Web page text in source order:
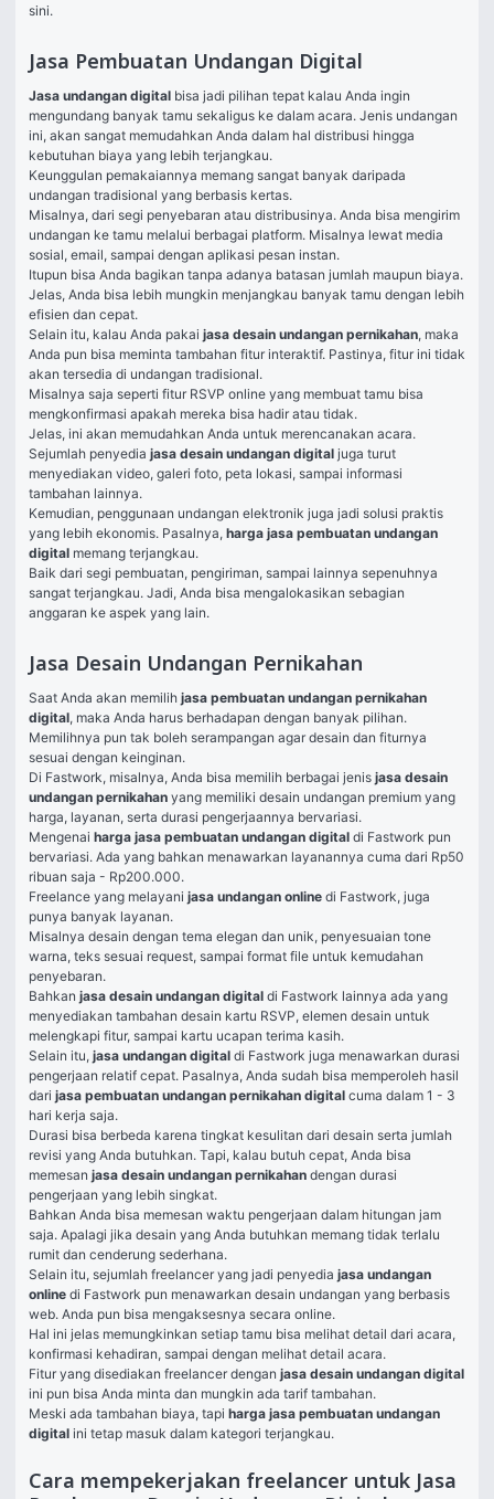
sini.
Jasa Pembuatan Undangan Digital
Jasa undangan digital bisa jadi pilihan tepat kalau Anda ingin
mengundang banyak tamu sekaligus ke dalam acara. Jenis undangan
ini, akan sangat memudahkan Anda dalam hal distribusi hingga
kebutuhan biaya yang lebih terjangkau.
Keunggulan pemakaiannya memang sangat banyak daripada
undangan tradisional yang berbasis kertas.
Misalnya, dari segi penyebaran atau distribusinya. Anda bisa mengirim
undangan ke tamu melalui berbagai platform. Misalnya lewat media
sosial, email, sampai dengan aplikasi pesan instan.
Itupun bisa Anda bagikan tanpa adanya batasan jumlah maupun biaya.
Jelas, Anda bisa lebih mungkin menjangkau banyak tamu dengan lebih
efisien dan cepat.
Selain itu, kalau Anda pakai jasa desain undangan pernikahan, maka
Anda pun bisa meminta tambahan fitur interaktif. Pastinya, fitur ini tidak
akan tersedia di undangan tradisional.
Misalnya saja seperti fitur RSVP online yang membuat tamu bisa
mengkonfirmasi apakah mereka bisa hadir atau tidak.
Jelas, ini akan memudahkan Anda untuk merencanakan acara.
Sejumlah penyedia jasa desain undangan digital juga turut
menyediakan video, galeri foto, peta lokasi, sampai informasi
tambahan lainnya.
Kemudian, penggunaan undangan elektronik juga jadi solusi praktis
yang lebih ekonomis. Pasalnya, harga jasa pembuatan undangan
digital memang terjangkau.
Baik dari segi pembuatan, pengiriman, sampai lainnya sepenuhnya
sangat terjangkau. Jadi, Anda bisa mengalokasikan sebagian
anggaran ke aspek yang lain.
Jasa Desain Undangan Pernikahan
Saat Anda akan memilih jasa pembuatan undangan pernikahan
digital, maka Anda harus berhadapan dengan banyak pilihan.
Memilihnya pun tak boleh serampangan agar desain dan fiturnya
sesuai dengan keinginan.
Di Fastwork, misalnya, Anda bisa memilih berbagai jenis jasa desain
undangan pernikahan yang memiliki desain undangan premium yang
harga, layanan, serta durasi pengerjaannya bervariasi.
Mengenai harga jasa pembuatan undangan digital di Fastwork pun
bervariasi. Ada yang bahkan menawarkan layanannya cuma dari Rp50
ribuan saja - Rp200.000.
Freelance yang melayani jasa undangan online di Fastwork, juga
punya banyak layanan.
Misalnya desain dengan tema elegan dan unik, penyesuaian tone
warna, teks sesuai request, sampai format file untuk kemudahan
penyebaran.
Bahkan jasa desain undangan digital di Fastwork lainnya ada yang
menyediakan tambahan desain kartu RSVP, elemen desain untuk
melengkapi fitur, sampai kartu ucapan terima kasih.
Selain itu, jasa undangan digital di Fastwork juga menawarkan durasi
pengerjaan relatif cepat. Pasalnya, Anda sudah bisa memperoleh hasil
dari jasa pembuatan undangan pernikahan digital cuma dalam 1 - 3
hari kerja saja.
Durasi bisa berbeda karena tingkat kesulitan dari desain serta jumlah
revisi yang Anda butuhkan. Tapi, kalau butuh cepat, Anda bisa
memesan jasa desain undangan pernikahan dengan durasi
pengerjaan yang lebih singkat.
Bahkan Anda bisa memesan waktu pengerjaan dalam hitungan jam
saja. Apalagi jika desain yang Anda butuhkan memang tidak terlalu
rumit dan cenderung sederhana.
Selain itu, sejumlah freelancer yang jadi penyedia jasa undangan
online di Fastwork pun menawarkan desain undangan yang berbasis
web. Anda pun bisa mengaksesnya secara online.
Hal ini jelas memungkinkan setiap tamu bisa melihat detail dari acara,
konfirmasi kehadiran, sampai dengan melihat detail acara.
Fitur yang disediakan freelancer dengan
ini pun bisa Anda minta dan mungkin ada tarif tambahan.
Meski ada tambahan biaya, tapi harga jasa pembuatan undangan
digital ini tetap masuk dalam kategori terjangkau.
Cara mempekerjakan freelancer untuk Jasa